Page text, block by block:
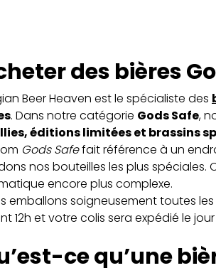
des bières
Beer Heaven est le spécialiste des
. Dans notre catégorie Gods Safe,
éditions limitées et brassins
Gods Safefait référence à un
nos bouteilles les plus spéciales.
encore plus complexe.
emballons soigneusement toutes
12h et votre colis sera expédié le
ce qu’une